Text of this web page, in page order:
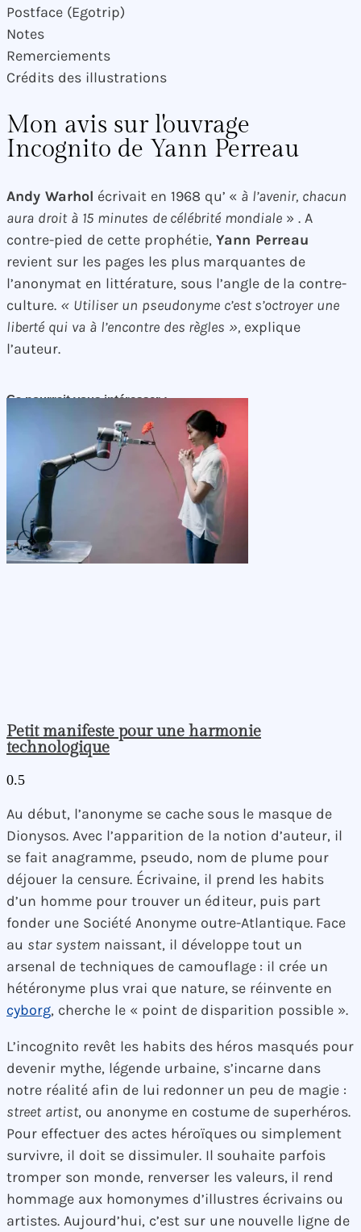
Postface (Egotrip)
Notes
Remerciements
Crédits des illustrations
Mon avis sur l'ouvrage
Incognito de Yann Perreau
Andy Warhol écrivait en 1968 qu’ « à l’avenir, chacun
aura droit à 15 minutes de célébrité mondiale » . A
contre-pied de cette prophétie, Yann Perreau
revient sur les pages les plus marquantes de
l’anonymat en littérature, sous l’angle de la contre-
culture. « Utiliser un pseudonyme c’est s’octroyer une
liberté qui va à l’encontre des règles », explique
l’auteur.
Ça pourrait vous intéresser :
Petit manifeste pour une harmonie
technologique
Au début, l’anonyme se cache sous le masque de
Dionysos. Avec l’apparition de la notion d’auteur, il
se fait anagramme, pseudo, nom de plume pour
déjouer la censure. Écrivaine, il prend les habits
d’un homme pour trouver un éditeur, puis part
fonder une Société Anonyme outre-Atlantique. Face
au star systemnaissant, il développe tout un
arsenal de techniques de camouflage : il crée un
hétéronyme plus vrai que nature, se réinvente en
cyborg, cherche le « point de disparition possible ».
L’incognito revêt les habits des héros masqués pour
devenir mythe, légende urbaine, s’incarne dans
notre réalité afin de lui redonner un peu de magie :
street artist, ou anonyme en costume de superhéros.
Pour effectuer des actes héroïques ou simplement
survivre, il doit se dissimuler. Il souhaite parfois
tromper son monde, renverser les valeurs, il rend
hommage aux homonymes d’illustres écrivains ou
artistes. Aujourd’hui, c’est sur une nouvelle ligne de